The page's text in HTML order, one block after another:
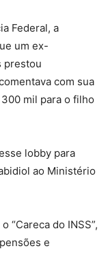
Federal, a
um ex-
prestou
com sua
mil para o filho
lobby para
ao Ministério
“Careca do INSS”,
e